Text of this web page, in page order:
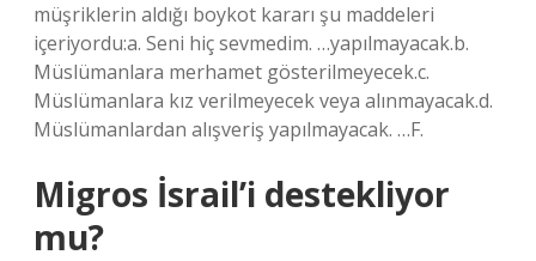
müşriklerin aldığı boykot kararı şu maddeleri
içeriyordu:a. Seni hiç sevmedim. …yapılmayacak.b.
Müslümanlara merhamet gösterilmeyecek.c.
Müslümanlara kız verilmeyecek veya alınmayacak.d.
Müslümanlardan alışveriş yapılmayacak. …F.
Migros İsrail’i destekliyor
mu?